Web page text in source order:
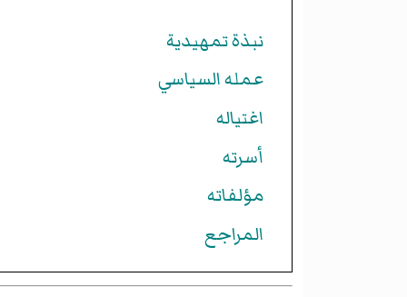
نبذة تمهيدية
عمله السياسي
اغتياله
أسرته
مؤلفاته
المراجع